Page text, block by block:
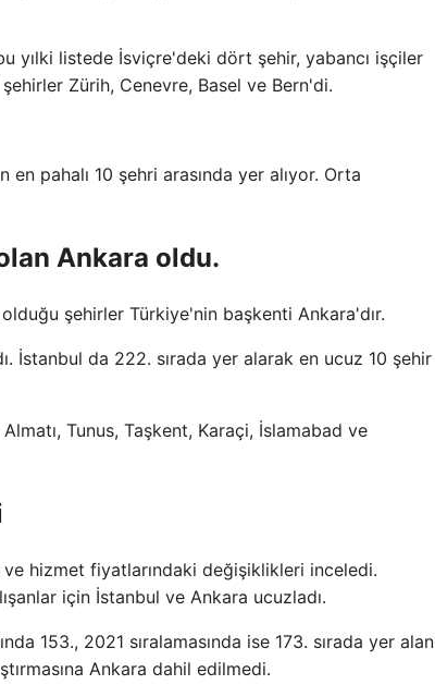
yılki listede İsviçre'deki dört şehir, yabancı işçiler
şehirler Zürih, Cenevre, Basel ve Bern'di.
pahalı 10 şehri arasında yer alıyor. Orta
Ankara oldu.
şehirler Türkiye'nin başkenti Ankara'dır.
İstanbul da 222. sırada yer alarak en ucuz 10 şehir
Tunus, Taşkent, Karaçi, İslamabad ve
hizmet fiyatlarındaki değişiklikleri inceledi.
için İstanbul ve Ankara ucuzladı.
153., 2021 sıralamasında ise 173. sırada yer alan
Ankara dahil edilmedi.